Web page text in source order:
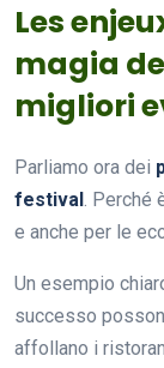
Les
magia
migliori
Parliamo ora dei
festival . Perché
e anche per le
Un esempio
successo
affollano i